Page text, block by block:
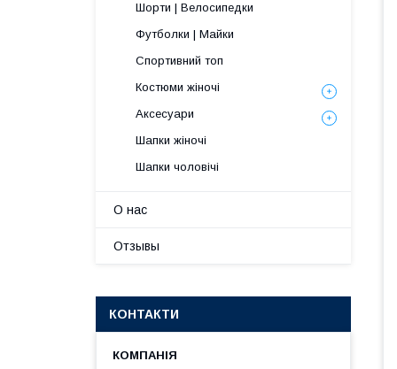
Шорти | Велосипедки
Футболки | Майки
Спортивний топ
Костюми жіночі
Аксесуари
Шапки жіночі
Шапки чоловічі
О нас
Отзывы
КОНТАКТИ